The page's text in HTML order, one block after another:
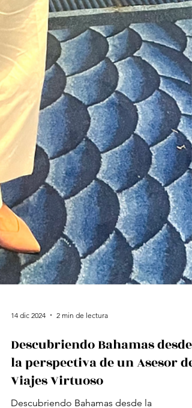
14 dic 2024 2 min de lectura
Descubriendo Bahamas desde
la perspectiva de un Asesor de